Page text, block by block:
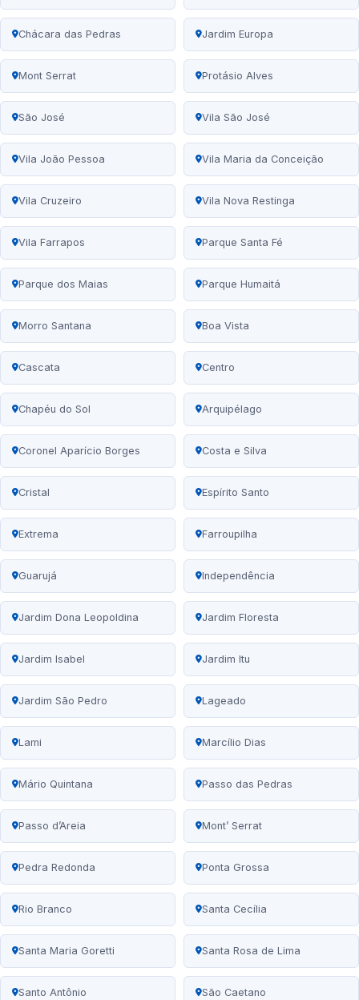
Chácara das Pedras Jardim Europa
Mont Serrat Protásio Alves
São José Vila São José
Vila João Pessoa Vila Maria da Conceição
Vila Cruzeiro Vila Nova Restinga
Vila Farrapos Parque Santa Fé
Parque dos Maias Parque Humaitá
Morro Santana Boa Vista
Cascata Centro
Chapéu do Sol Arquipélago
Coronel Aparício Borges Costa e Silva
Cristal Espírito Santo
Extrema Farroupilha
Guarujá Independência
Jardim Dona Leopoldina Jardim Floresta
Jardim Isabel Jardim Itu
Jardim São Pedro Lageado
Lami Marcílio Dias
Mário Quintana Passo das Pedras
Passo d’Areia Mont’ Serrat
Pedra Redonda Ponta Grossa
Rio Branco Santa Cecília
Santa Maria Goretti Santa Rosa de Lima
Santo Antônio São Caetano